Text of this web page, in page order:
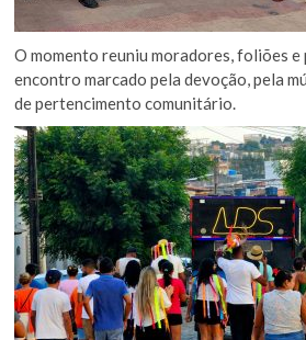
O momento reuniu moradores, foliões e
encontro marcado pela devoção, pela
de pertencimento comunitário.